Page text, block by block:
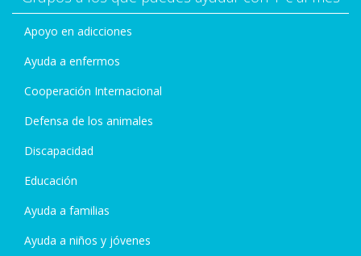
Apoyo en adicciones
Ayuda a enfermos
Cooperación Internacional
Defensa de los animales
Discapacidad
Educación
Ayuda a familias
Ayuda a niños y jóvenes